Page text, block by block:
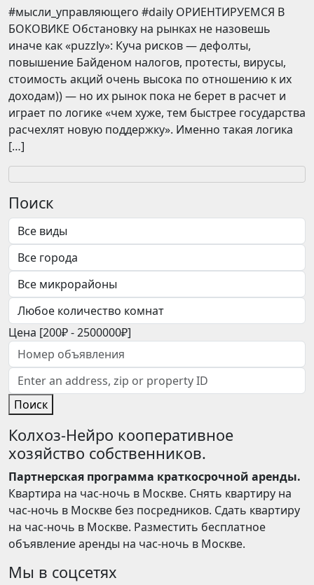
​​#мысли_управляющего #daily ОРИЕНТИРУЕМСЯ В
БОКОВИКЕ Обстановку на рынках не назовешь
иначе как «puzzly»: Куча рисков — дефолты,
повышение Байденом налогов, протесты, вирусы,
стоимость акций очень высока по отношению к их
доходам)) — но их рынок пока не берет в расчет и
играет по логике «чем хуже, тем быстрее государства
расчехлят новую поддержку». Именно такая логика
[…]
Поиск
Цена [200₽-2500000₽]
Поиск
Колхоз-Нейро кооперативное
хозяйство собственников.
Партнерская программа краткосрочной аренды.
Квартира на час-ночь в Москве. Снять квартиру на
час-ночь в Москве без посредников. Сдать квартиру
на час-ночь в Москве. Разместить бесплатное
объявление аренды на час-ночь в Москве.
Мы в соцсетях